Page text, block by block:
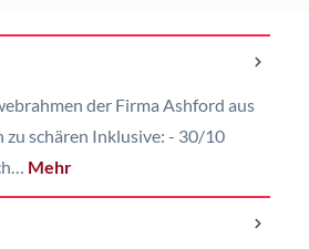
der Firma Ashford aus
zu schären Inklusive: - 30/10
Mehr